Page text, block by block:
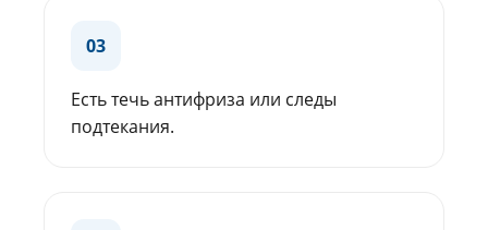
03
Есть течь антифриза или следы
подтекания.